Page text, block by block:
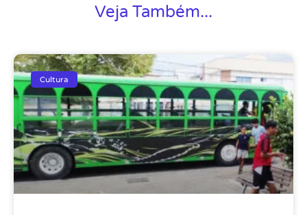
Veja Também...
Cultura